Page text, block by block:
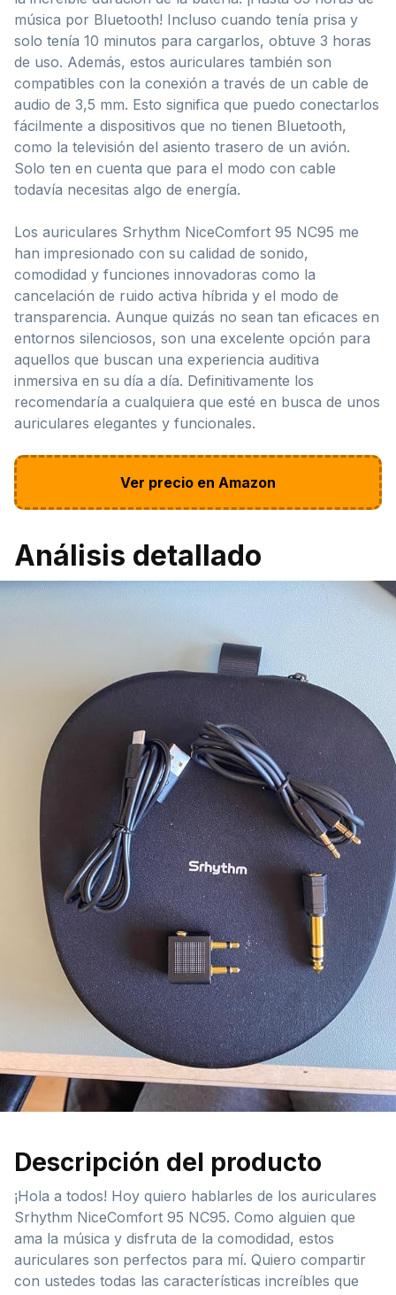
música por Bluetooth! Incluso cuando tenía prisa y
solo tenía 10 minutos para cargarlos, obtuve 3 horas
de uso. Además, estos auriculares también son
compatibles con la conexión a través de un cable de
audio de 3,5 mm. Esto significa que puedo conectarlos
fácilmente a dispositivos que no tienen Bluetooth,
como la televisión del asiento trasero de un avión.
Solo ten en cuenta que para el modo con cable
todavía necesitas algo de energía.
Los auriculares Srhythm NiceComfort 95 NC95 me
han impresionado con su calidad de sonido,
comodidad y funciones innovadoras como la
cancelación de ruido activa híbrida y el modo de
transparencia. Aunque quizás no sean tan eficaces en
entornos silenciosos, son una excelente opción para
aquellos que buscan una experiencia auditiva
inmersiva en su día a día. Definitivamente los
recomendaría a cualquiera que esté en busca de unos
auriculares elegantes y funcionales.
Ver precio en Amazon
Análisis detallado
Descripción del producto
¡Hola a todos! Hoy quiero hablarles de los auriculares
Srhythm NiceComfort 95 NC95. Como alguien que
ama la música y disfruta de la comodidad, estos
auriculares son perfectos para mí. Quiero compartir
con ustedes todas las características increíbles que